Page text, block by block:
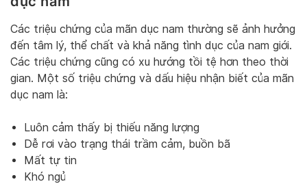
Các triệu chứng của mãn dục nam thường sẽ ảnh hưởng
đến tâm lý, thể chất và khả năng tình dục của nam giới.
Các triệu chứng cũng có xu hướng tồi tệ hơn theo thời
gian. Một số triệu chứng và dấu hiệu nhận biết của mãn
dục nam là:
Luôn cảm thấy bị thiếu năng lượng
Dễ rơi vào trạng thái trầm cảm, buồn bã
Mất tự tin
Khó ngủ